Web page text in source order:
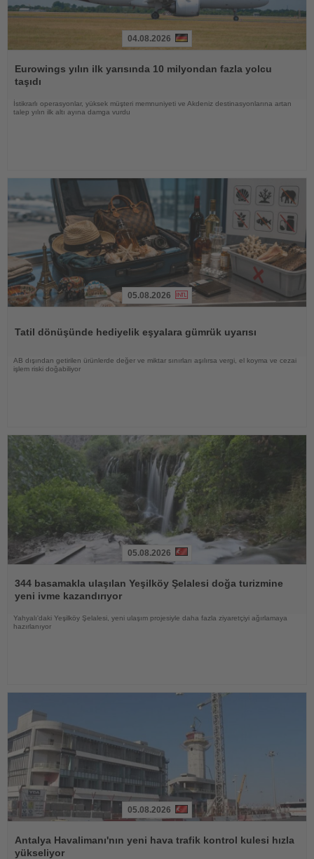
Oku
04.08.2026
Eurowings yılın ilk yarısında 10 milyondan fazla yolcu
taşıdı
İstikrarlı operasyonlar, yüksek müşteri memnuniyeti ve Akdeniz destinasyonlarına artan
talep yılın ilk altı ayına damga vurdu
05.08.2026
Tatil dönüşünde hediyelik eşyalara gümrük uyarısı
AB dışından getirilen ürünlerde değer ve miktar sınırları aşılırsa vergi, el koyma ve cezai
işlem riski doğabiliyor
Oku
05.08.2026
344 basamakla ulaşılan Yeşilköy Şelalesi doğa turizmine
yeni ivme kazandırıyor
Yahyalı'daki Yeşilköy Şelalesi, yeni ulaşım projesiyle daha fazla ziyaretçiyi ağırlamaya
hazırlanıyor
Oku
05.08.2026
Antalya Havalimanı'nın yeni hava trafik kontrol kulesi hızla
yükseliyor